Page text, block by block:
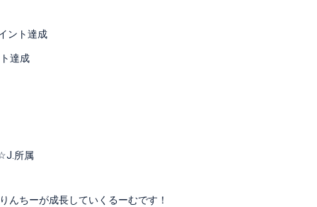
ント達成
達成
所属
んちーが成長していくるーむです！